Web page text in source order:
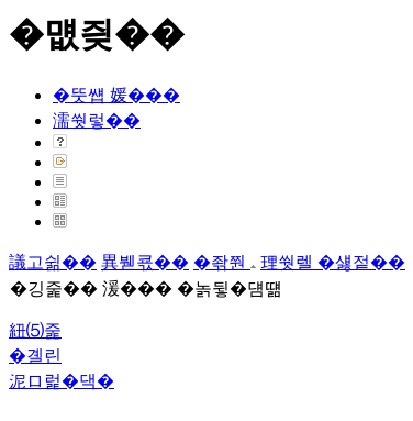
�먮즺��
�뚯썝 媛���
濡쒓렇��
議고쉶�� 異붿쿇�� �좎쭨
理쒓렐 �섏젙��
�깅줉�� 湲��� �놁뒿�덈떎
紐⑸줉
�곌린
泥ロ럹�댁�